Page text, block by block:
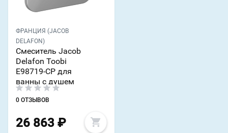
ФРАНЦИЯ (JACOB
DELAFON)
Смеситель Jacob
Delafon Toobi
E98719-CP для
ванны с душем
0 ОТЗЫВОВ
26 863 ₽